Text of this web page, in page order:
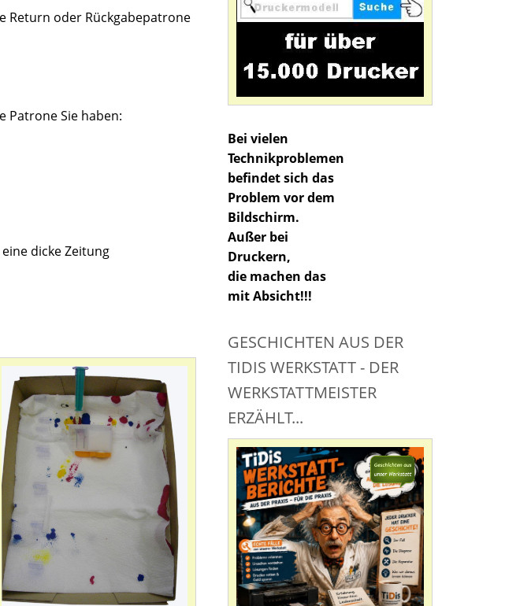
Return oder Rückgabepatrone
Patrone Sie haben:
dicke Zeitung
Bei vielen
Technikproblemen
befindet sich das
Problem vor dem
Bildschirm.
Außer bei
Druckern,
die machen das
mit Absicht!!!
GESCHICHTEN AUS DER
TIDIS WERKSTATT - DER
WERKSTATTMEISTER
ERZÄHLT...